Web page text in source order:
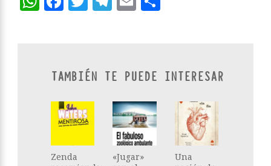
TAMBIÉN TE PUEDE INTERESAR
Zenda
«Jugar»
Una